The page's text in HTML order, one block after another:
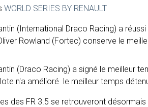
WORLD SERIES BY RENAULT
(International Draco Racing) a
Rowland (Fortec) conserve le
(Draco Racing) a signé le meilleur
n'a amélioré le meilleur temps
des FR 3.5 se retrouveront